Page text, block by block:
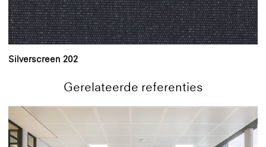
Silverscreen 202
Gerelateerde referenties